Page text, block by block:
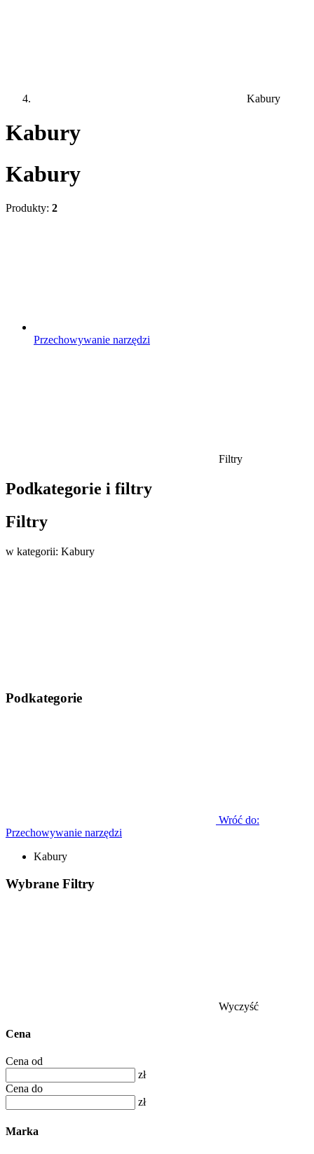
Kabury
Kabury
Kabury
Produkty: 2
Przechowywanie narzędzi
Filtry
Podkategorie i filtry
Filtry
w kategorii: Kabury
Podkategorie
Wróć do:
Przechowywanie narzędzi
Kabury
Wybrane Filtry
Wyczyść
Cena
Cena od
zł
Cena do
zł
Marka